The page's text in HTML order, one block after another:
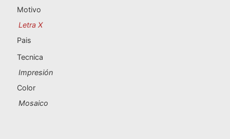
Ávila
Badajoz
Barcelona
Motivo
Letra X
Pais
Tecnica
Impresión
Color
Mosaico